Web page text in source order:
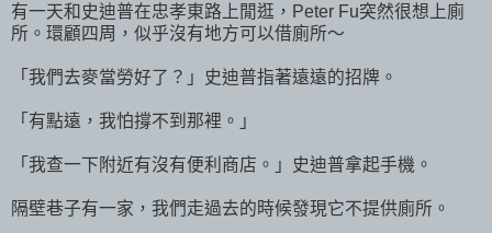
有一天和史迪普在忠孝東路上閒逛，Peter Fu突然很想上廁
所。環顧四周，似乎沒有地方可以借廁所～
「我們去麥當勞好了？」史迪普指著遠遠的招牌。
「有點遠，我怕撐不到那裡。」
「我查一下附近有沒有便利商店。」史迪普拿起手機。
隔壁巷子有一家，我們走過去的時候發現它不提供廁所。